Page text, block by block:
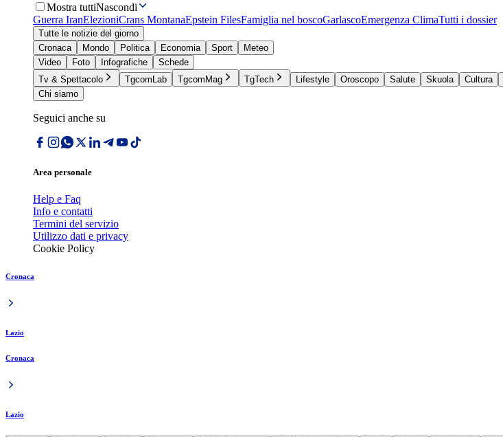
Mostra tuttiNascondi
Guerra IranElezioniCrans MontanaEpstein FilesFamiglia nel boscoGarlascoEmergenza ClimaTutti i dossier
Tutte le notizie del giorno
Cronaca
Mondo Politica Economia Sport
Meteo
Video
Foto Infografiche
Schede
Tv & Spettacolo
TgcomLab TgcomMag TgTech Lifestyle Oroscopo Salute Skuola Cultura
Chi siamo
Seguici anche su
Area personale
Help e Faq
Info e contatti
Termini del servizio
Utilizzo dati e privacy
Cookie Policy
Cronaca
Lazio
Cronaca
Lazio